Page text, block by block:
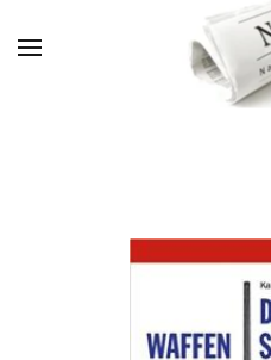
Zum Hauptinhalt springen